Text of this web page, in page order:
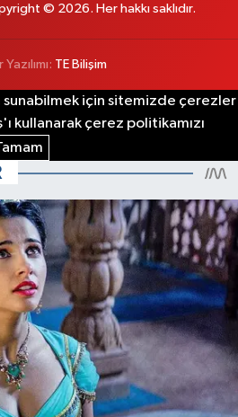
© 2026. Her hakkı saklıdır.
TE Bilişim
sunabilmek için sitemizde çerezler
kullanarak çerez politikamızı